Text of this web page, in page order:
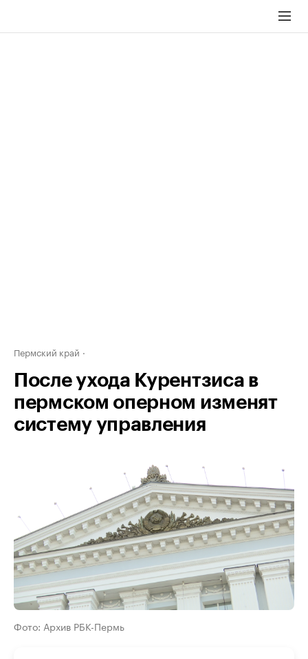
Пермский край
После ухода Курентзиса в
пермском оперном изменят
систему управления
Фото: Архив РБК-Пермь